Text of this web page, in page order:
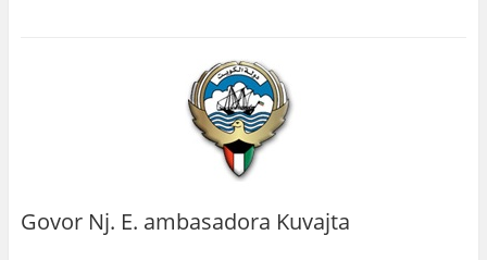
Govor Nj. E. ambasadora Kuvajta